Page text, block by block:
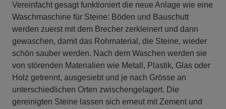
Vereinfacht gesagt funktioniert die neue Anlage wie eine
Waschmaschine für Steine: Böden und Bauschutt
werden zuerst mit dem Brecher zerkleinert und dann
gewaschen, damit das Rohmaterial, die Steine, wieder
schön sauber werden. Nach dem Waschen werden sie
von störenden Materialien wie Metall, Plastik, Glas oder
Holz getrennt, ausgesiebt und je nach Grösse an
unterschiedlichen Orten zwischengelagert. Die
gereinigten Steine lassen sich erneut mit Zement und